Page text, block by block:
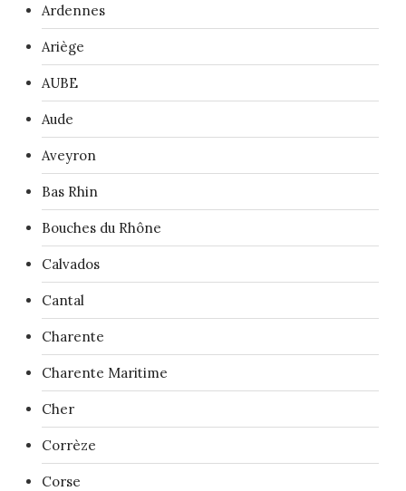
Ardennes
Ariège
AUBE
Aude
Aveyron
Bas Rhin
Bouches du Rhône
Calvados
Cantal
Charente
Charente Maritime
Cher
Corrèze
Corse